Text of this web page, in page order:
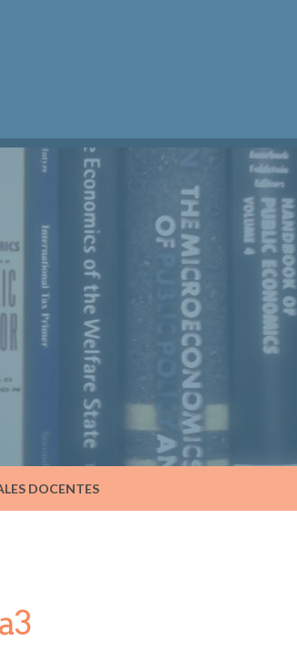
DOCENTES